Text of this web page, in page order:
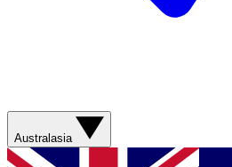
Australasia